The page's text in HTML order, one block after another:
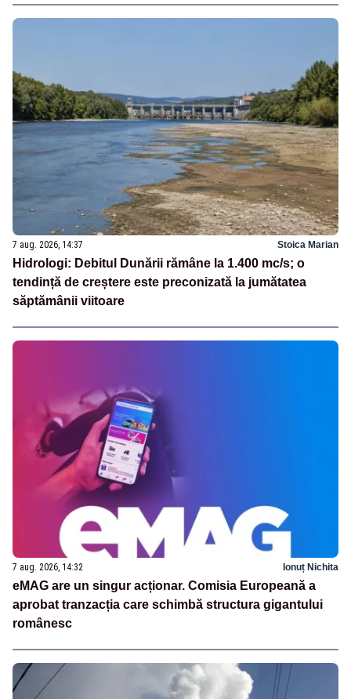
7 aug. 2026, 14:37 Stoica Marian
Hidrologi: Debitul Dunării rămâne la 1.400 mc/s; o
tendință de creștere este preconizată la jumătatea
săptămânii viitoare
7 aug. 2026, 14:32 Ionuț Nichita
eMAG are un singur acționar. Comisia Europeană a
aprobat tranzacția care schimbă structura gigantului
românesc